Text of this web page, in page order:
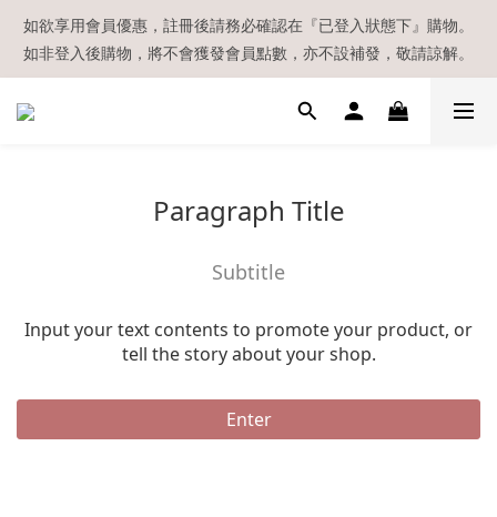
【現貨區】內款式均為在港現貨，現貨區以外的所有貨品都需要訂
貨喔！
如欲享用會員優惠，註冊後請務必確認在『已登入狀態下』購物。
如非登入後購物，將不會獲發會員點數，亦不設補發，敬請諒解。
溫馨提示：所有順豐快遞／本地及國際郵遞寄出後，本店只會以電
貨喔！
Paragraph Title
Subtitle
Input your text contents to promote your product, or
tell the story about your shop.
Enter